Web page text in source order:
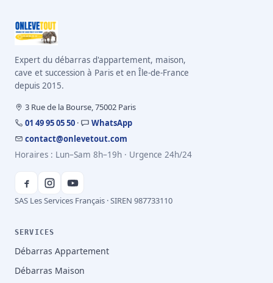
Expert du débarras d'appartement, maison,
cave et succession à Paris et en Île-de-France
depuis 2015.
3 Rue de la Bourse, 75002 Paris
01 49 95 05 50 ·
WhatsApp
contact@onlevetout.com
Horaires : Lun–Sam 8h–19h · Urgence 24h/24
SAS Les Services Français · SIREN 987733110
SERVICES
Débarras Appartement
Débarras Maison